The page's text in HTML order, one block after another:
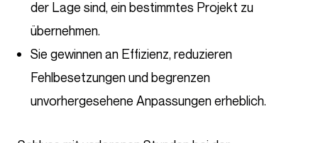
der Lage sind, ein bestimmtes Projekt zu
übernehmen.
Sie gewinnen an Effizienz, reduzieren
Fehlbesetzungen und begrenzen
unvorhergesehene Anpassungen erheblich.